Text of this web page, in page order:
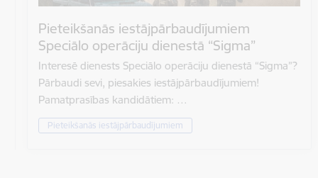
Pieteikšanās iestājpārbaudījumiem
Speciālo operāciju dienestā “Sigma”
Interesē dienests Speciālo operāciju dienestā “Sigma”?
Pārbaudi sevi, piesakies iestājpārbaudījumiem!
Pamatprasības kandidātiem: …
Pieteikšanās iestājpārbaudījumiem